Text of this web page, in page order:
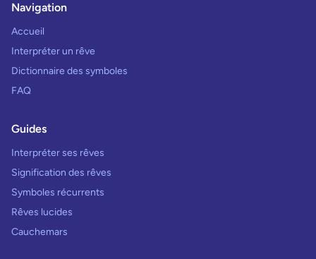
Navigation
Accueil
Interpréter un rêve
Dictionnaire des symboles
FAQ
Guides
Interpréter ses rêves
Signification des rêves
Symboles récurrents
Rêves lucides
Cauchemars